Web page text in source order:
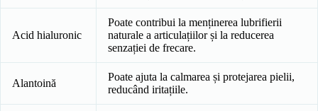
Acid hialuronic
Poate contribui la menținerea lubrifierii
naturale a articulațiilor și la reducerea
senzației de frecare.
Alantoină
Poate ajuta la calmarea și protejarea pielii,
reducând iritațiile.